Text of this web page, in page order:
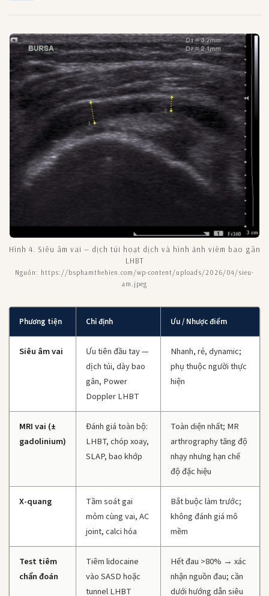
Hình 4. Siêu âm vai — dịch túi hoạt dịch và hình ảnh viêm bao gân
LHBT
Nguồn: https://bsphamthehien.com/wp-content/uploads/2026/04/sieu-
am.jpeg
Phương tiện Chỉ định Ưu / Nhược điểm
Siêu âm vai
Ưu tiên đầu tay —
dịch túi, dày bao
gân, Power
Doppler LHBT
Nhanh, rẻ, dynamic;
phụ thuộc người thực
hiện
MRI vai (±
gadolinium)
Đánh giá toàn bộ:
LHBT, chóp xoay,
SLAP, bao khớp
Toàn diện nhất; MR
arthrography tăng độ
nhạy nhưng hạn chế
độ đặc hiệu
X-quang
Tầm soát gai
mỏm cùng vai, AC
joint, calci hóa
Bắt buộc làm trước;
không đánh giá mô
mềm
Test tiêm
chẩn đoán
Tiêm lidocaine
vào SASD hoặc
tunnel LHBT
Hết đau >80% → xác
nhận nguồn đau; cần
dưới hướng dẫn siêu